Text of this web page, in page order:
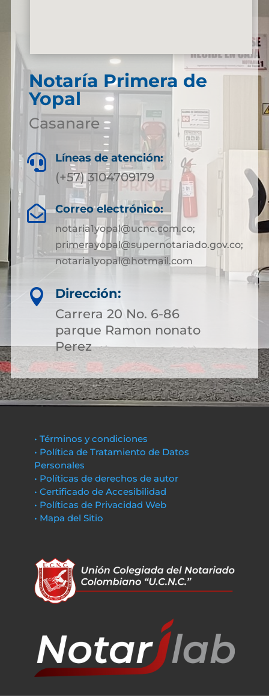
Notaría Primera de
Yopal
Casanare
 Líneas de atención:
(+57) 3104709179
 Correo electrónico:
notaria1yopal@ucnc.com.co;
primerayopal@supernotariado.gov.co;
notaria1yopal@hotmail.com

Dirección:
Carrera 20 No. 6-86
parque Ramon nonato
Perez
• Términos y condiciones
• Política de Tratamiento de Datos
Personales
• Políticas de derechos de autor
• Certificado de Accesibilidad
• Políticas de Privacidad Web
• Mapa del Sitio